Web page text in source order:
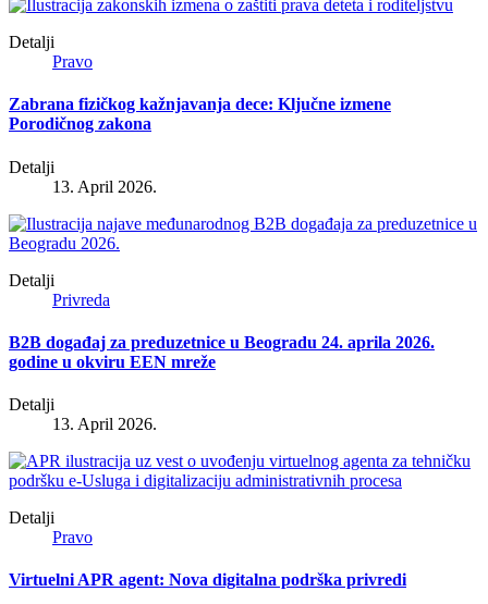
Detalji
Pravo
Zabrana fizičkog kažnjavanja dece: Ključne izmene
Porodičnog zakona
Detalji
13. April 2026.
Detalji
Privreda
B2B događaj za preduzetnice u Beogradu 24. aprila 2026.
godine u okviru EEN mreže
Detalji
13. April 2026.
Detalji
Pravo
Virtuelni APR agent: Nova digitalna podrška privredi